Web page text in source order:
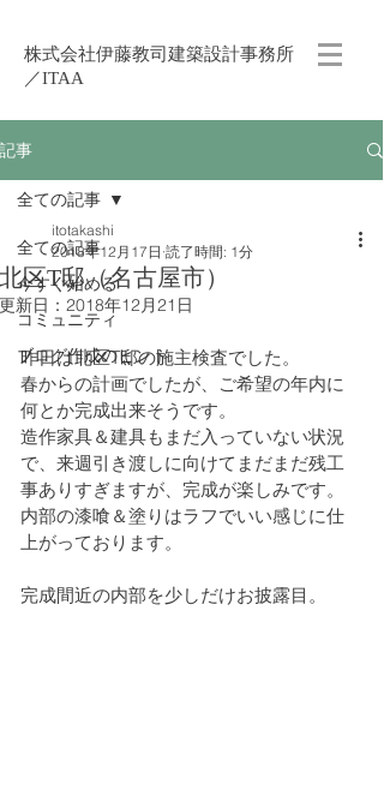
株式会社伊藤教司建築設計事務所
／ITAA
記事
全ての記事
今すぐ始める
コミュニティ
ブログ作成のヒント
全ての記事
北区T邸（名古屋市）
itotakashi
2018年12月17日 読了時間: 1分
更新日： 2018年12月21日
昨日は北区T邸の施主検査でした。
春からの計画でしたが、ご希望の年内に
何とか完成出来そうです。
造作家具＆建具もまだ入っていない状況
で、来週引き渡しに向けてまだまだ残工
事ありすぎますが、完成が楽しみです。
内部の漆喰＆塗りはラフでいい感じに仕
上がっております。
完成間近の内部を少しだけお披露目。